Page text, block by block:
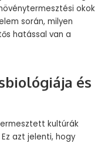
okok
során, milyen
hatással van a
és
kultúrák
Ez azt jelenti, hogy